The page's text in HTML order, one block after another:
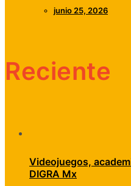
junio 25, 2026
Reciente
Videojuegos,
DIGRA Mx